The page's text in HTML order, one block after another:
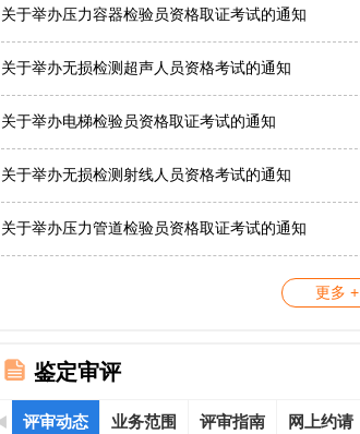
关于举办压力容器检验员资格取证考试的通知
关于举办无损检测超声人员资格考试的通知
关于举办电梯检验员资格取证考试的通知
关于举办无损检测射线人员资格考试的通知
关于举办压力管道检验员资格取证考试的通知
更多 +
鉴定审评
评审动态 业务范围 评审指南 网上约请